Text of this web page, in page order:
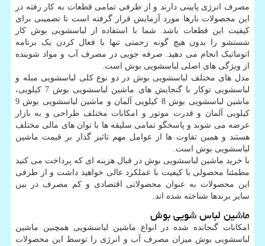
مصرف انرژی پایینی دارند و از طرفی تمامی قطعات به کار رفته در
این محصولات بارها مورد آزمایش قرار گرفته است تا تضمینی برای
کیفیت این قطعات باشد. شما با استفاده از لباسشویی بوش کار
شستشو را بدون هیچ گونه زحمتی تنها با فعال کردن یک برنامه
اتوماتیک انجام می دهید. صرفه جویی در مصرف آب و مواد شوینده
از ویژگی های اصلی لباسشویی بوش است.
مدل های مختلف لباسشویی بوش در دو نوع کلی لباسشویی مبله و
لباسشویی توکار با گنجایش های ماشین لباسشویی بوش 7 کیلویی،
ماشین لباسشویی بوش 8 کیلویی آلمان و ماشین لباسشویی بوش 9
کیلویی آلمان و قدرت موتور و امکانات مختلف طراحی و به بازار
عرضه می شوند و پاسخگو تمامی سلیقه ها با توان های مالی مختلف
هستند و همین تفاوت ها از عوامل مهم تاثیر گذار بر قیمت ماشین
لباسشویی بوش است.
با خرید ماشین لباسشویی بوش در قبال هزینه ای که پرداخت می کنید
مطمئنا محصولی با کیفیت با عملکرد عالی خواهید داشت و از طرفی
این محصولات به عنوان محصولاتی اقتصادی و کم مصرف در بین
سایر برندها شناخته شده اند.
ماشین لباس شویی بوش
امکانات گنجانده شده در انواع ماشین لباسشویی همچنین ماشین
لباسشویی بوش میزان مصرف آب و انرژی را توسط این محصولات